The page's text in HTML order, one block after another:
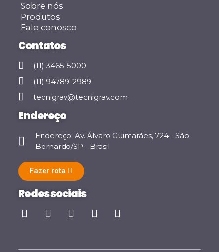
Sobre nós
Produtos
Fale conosco
Contatos
(11) 3465-5000
(11) 94789-2989
tecnigrav@tecnigrav.com
Endereço
Endereço: Av. Álvaro Guimarães, 724 - São
Bernardo/SP - Brasil
Fazer rota
Redes sociais